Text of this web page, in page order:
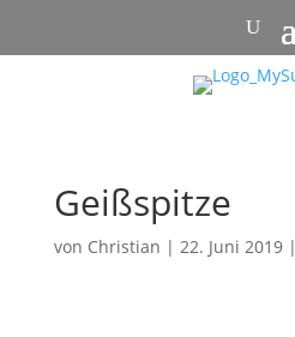
Geißspitze
von Christian | 22. Juni 2019|